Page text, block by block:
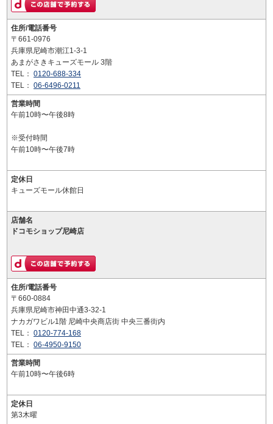
住所/電話番号
〒661-0976
兵庫県尼崎市潮江1-3-1
あまがさきキューズモール 3階
TEL： 0120-688-334
TEL： 06-6496-0211
営業時間
午前10時〜午後8時
※受付時間
午前10時〜午後7時
定休日
キューズモール休館日
店舗名
ドコモショップ尼崎店
住所/電話番号
〒660-0884
兵庫県尼崎市神田中通3-32-1
ナカガワビル1階 尼崎中央商店街 中央三番街内
TEL： 0120-774-168
TEL： 06-4950-9150
営業時間
午前10時〜午後6時
定休日
第3木曜